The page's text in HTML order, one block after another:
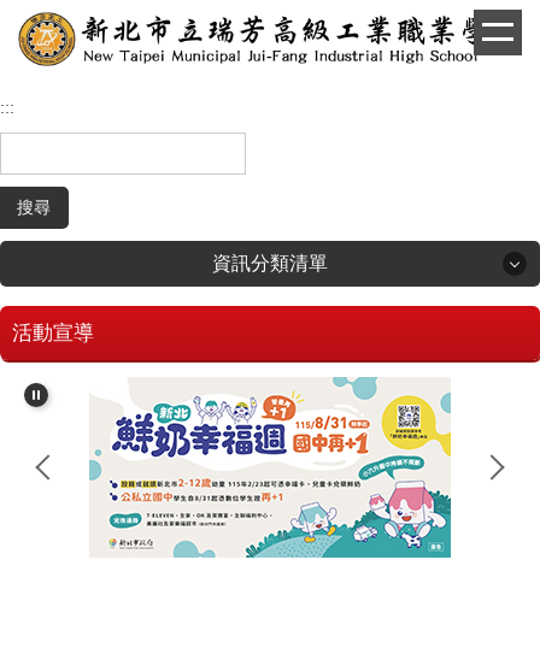
跳
到
內
:::
搜尋
資訊分類清單
回首頁
學生和家長專區
招生專區
活動宣導